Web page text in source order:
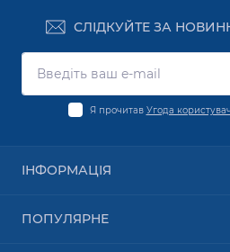
СЛІДКУЙТЕ ЗА
Я прочитав Угода
ІНФОРМАЦІЯ
Про компанію
ПОПУЛЯРНЕ